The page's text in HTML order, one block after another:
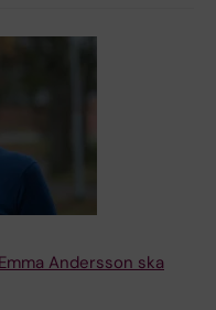
Andersson ska